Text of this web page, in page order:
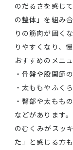
のだるさを感じ
の整体」を組み
りの筋肉が固く
りやすくなり、
おすすめのメニ
・骨盤や股関節
・太ももやふく
・臀部や太もも
などがあります
のむくみがスッ
た」と感じる方も